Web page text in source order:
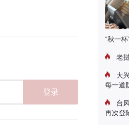
登录
“秋一
老
大
每一道
台
再次登